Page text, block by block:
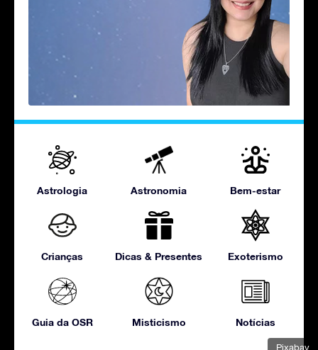
Pixabay
Astrologia Astronomia Bem-estar
Crianças Dicas & Presentes Exoterismo
Guia da OSR Misticismo Notícias